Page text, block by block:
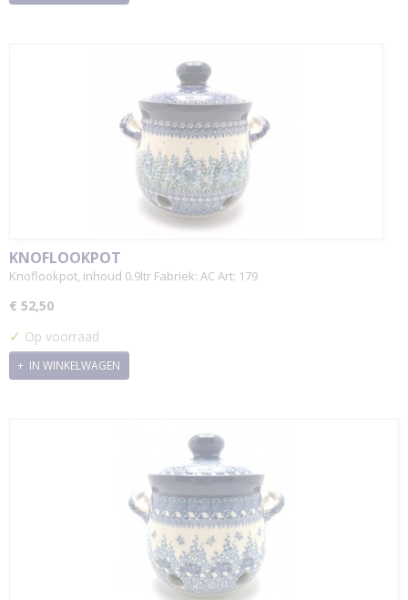
KNOFLOOKPOT
Knoflookpot, inhoud 0.9ltr Fabriek: AC Art: 179
€ 52,50
✓ Op voorraad
IN WINKELWAGEN